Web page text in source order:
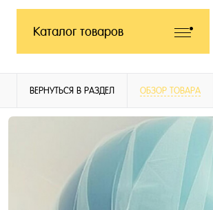
Каталог товаров
ВЕРНУТЬСЯ В РАЗДЕЛ ОБЗОР ТОВАРА